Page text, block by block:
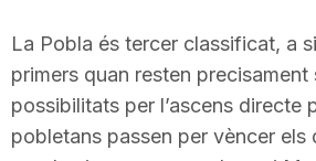
La Pobla és tercer classificat, a
primers quan resten precisament
possibilitats per l’ascens directe
pobletans passen per vèncer els